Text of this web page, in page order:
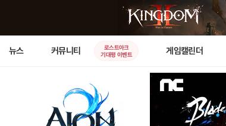
뉴스 커뮤니티
로스트아크
기대평 이벤트
게임캘린더